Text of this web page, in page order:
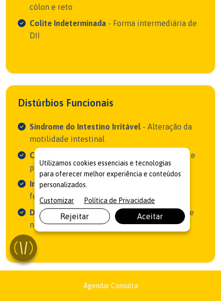
cólon e reto
Colite Indeterminada - Forma intermediária de
DII
Distúrbios Funcionais
Síndrome do Intestino Irritável - Alteração da
motilidade intestinal
Constipação Crônica
- Dificuldade persistente
para evacuar
Incontinência Fecal
fezes ou gases
Dor Pélvica Crônica
- Desconforto persistente
na região pélvica
Doenças Diverticulares
Agendar Consulta
Utilizamos cookies essenciais e tecnologias
para oferecer melhor experiência e conteúdos
personalizados.
Customizar
Política de Privacidade
Rejeitar Aceitar